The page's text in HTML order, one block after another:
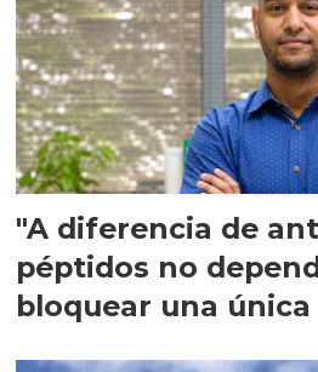
"A diferencia de
péptidos no
bloquear una